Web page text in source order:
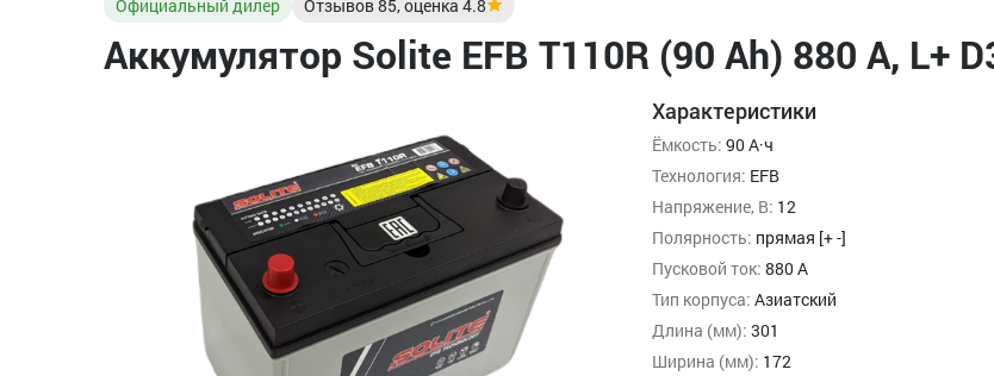
Официальный дилер Отзывов85, оценка 4.8
Аккумулятор Solite EFB T110R (90 Ah) 880 А, L+
Характеристики
Ёмкость: 90 А·ч
Технология: EFB
Напряжение, В: 12
Полярность: прямая [+ -]
Пусковой ток: 880 А
Тип корпуса: Азиатский
Длина (мм): 301
Ширина (мм): 172